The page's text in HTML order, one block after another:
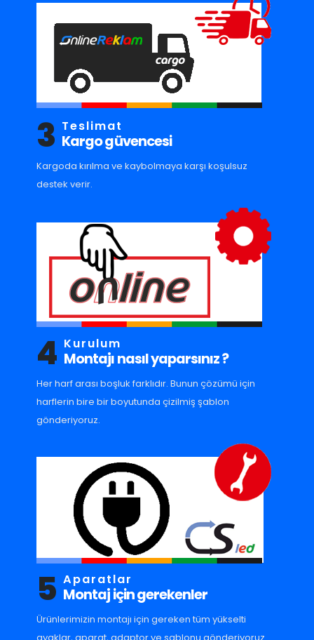
3 Teslimat
Kargo güvencesi
Kargoda kırılma ve kaybolmaya karşı koşulsuz
destek verir.
4 Kurulum
Montajı nasıl yaparsınız ?
Her harf arası boşluk farklıdır. Bunun çözümü için
harflerin bire bir boyutunda çizilmiş şablon
gönderiyoruz.
5 Aparatlar
Montaj için gerekenler
Ürünlerimizin montajı için gereken tüm yükselti